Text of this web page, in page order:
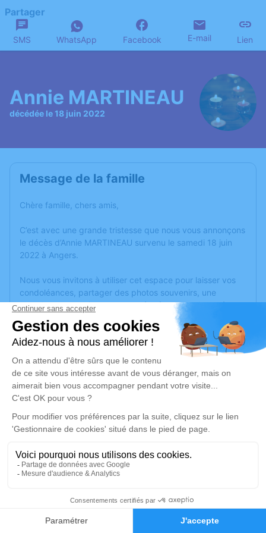
Faire-part Hommages
Partager
SMS WhatsApp Facebook E-mail Lien
Annie MARTINEAU
décédée le 18 juin 2022
Message de la famille
Chère famille, chers amis,
C’est avec une grande tristesse que nous vous annonçons
le décès d’Annie MARTINEAU survenu le samedi 18 juin
2022 à Angers.
Nous vous invitons à utiliser cet espace pour laisser vos
condoléances, partager des photos souvenirs, une
anecdote ou exprimer vos pensées à travers des poèmes
ou des textes. Cet endroit est un lieu d'expression dédié à
honorer la mémoire d’Annie MARTINEAU.
Un service de plantation d’arbre hommage estdisponible
jeudi 23 juin 2022 à 10h30
Crematorium D de Montreuil-Juigne
38 Avenue des Poiriers